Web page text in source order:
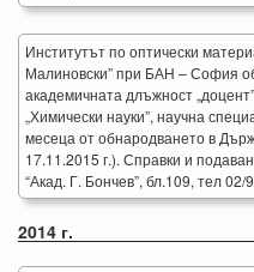
Институтът по оптически
Малиновски” при БАН – София
академичната длъжност
„Химически науки”, научна
месеца от обнародването в
17.11.2015 г.). Справки и
“Акад. Г. Бончев”, бл.109, тел 02/
2014 г.